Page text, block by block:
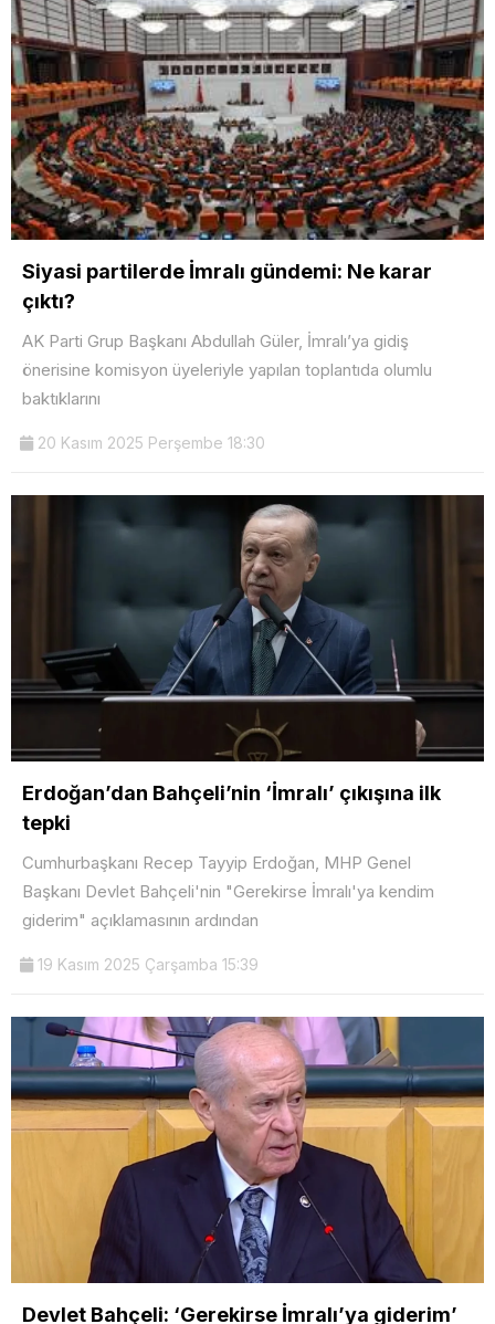
Siyasi partilerde İmralı gündemi: Ne karar
çıktı?
AK Parti Grup Başkanı Abdullah Güler, İmralı’ya gidiş
önerisine komisyon üyeleriyle yapılan toplantıda olumlu
baktıklarını
20 Kasım 2025 Perşembe 18:30
Erdoğan’dan Bahçeli’nin ‘İmralı’ çıkışına ilk
tepki
Cumhurbaşkanı Recep Tayyip Erdoğan, MHP Genel
Başkanı Devlet Bahçeli'nin "Gerekirse İmralı'ya kendim
giderim" açıklamasının ardından
19 Kasım 2025 Çarşamba 15:39
Devlet Bahçeli: ‘Gerekirse İmralı’ya giderim’